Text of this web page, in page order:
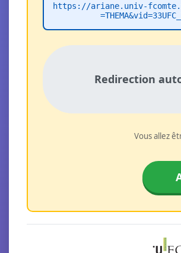
https://ariane.univ-
Redirection
Vous allez